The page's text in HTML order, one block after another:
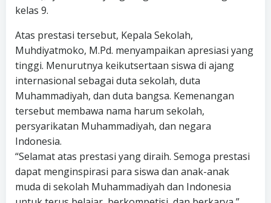
kelas 9.
Atas prestasi tersebut, Kepala Sekolah,
Muhdiyatmoko, M.Pd. menyampaikan apresiasi yang
tinggi. Menurutnya keikutsertaan siswa di ajang
internasional sebagai duta sekolah, duta
Muhammadiyah, dan duta bangsa. Kemenangan
tersebut membawa nama harum sekolah,
persyarikatan Muhammadiyah, dan negara
Indonesia.
“Selamat atas prestasi yang diraih. Semoga prestasi
dapat menginspirasi para siswa dan anak-anak
muda di sekolah Muhammadiyah dan Indonesia